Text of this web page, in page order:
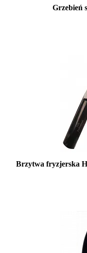
Grzebień
Brzytwa fryzjerska